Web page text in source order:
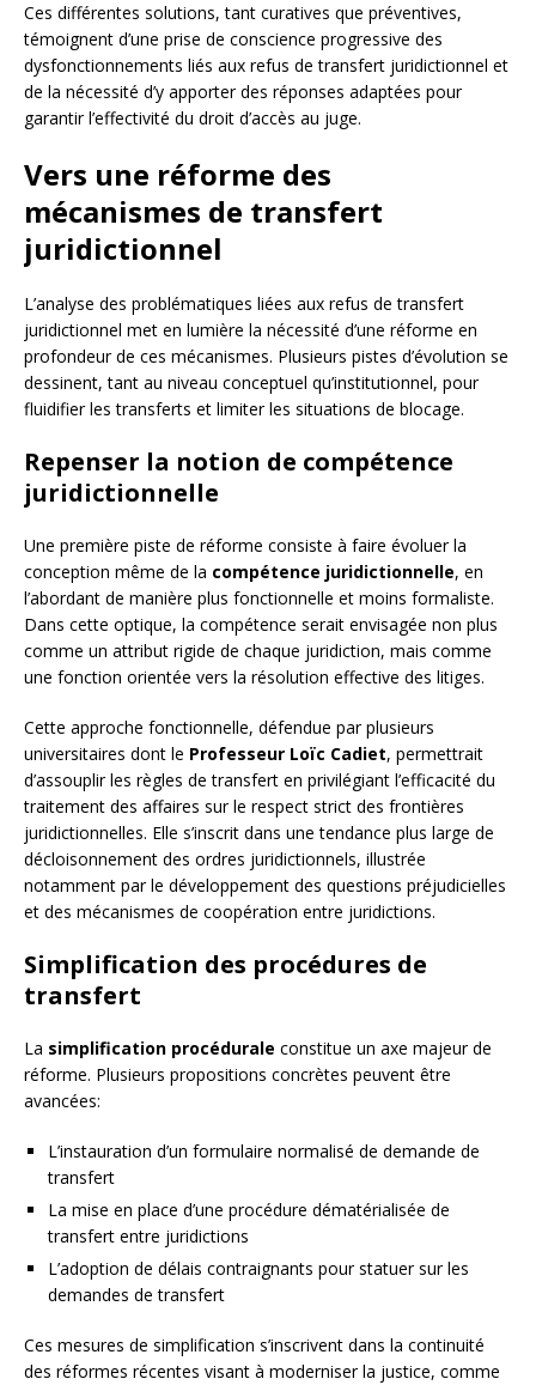
Ces différentes solutions, tant curatives que préventives,
témoignent d’une prise de conscience progressive des
dysfonctionnements liés aux refus de transfert juridictionnel et
de la nécessité d’y apporter des réponses adaptées pour
garantir l’effectivité du droit d’accès au juge.
Vers une réforme des
mécanismes de transfert
juridictionnel
L’analyse des problématiques liées aux refus de transfert
juridictionnel met en lumière la nécessité d’une réforme en
profondeur de ces mécanismes. Plusieurs pistes d’évolution se
dessinent, tant au niveau conceptuel qu’institutionnel, pour
fluidifier les transferts et limiter les situations de blocage.
Repenser la notion de compétence
juridictionnelle
Une première piste de réforme consiste à faire évoluer la
conception même de la compétence juridictionnelle, en
l’abordant de manière plus fonctionnelle et moins formaliste.
Dans cette optique, la compétence serait envisagée non plus
comme un attribut rigide de chaque juridiction, mais comme
une fonction orientée vers la résolution effective des litiges.
Cette approche fonctionnelle, défendue par plusieurs
universitaires dont le Professeur Loïc Cadiet, permettrait
d’assouplir les règles de transfert en privilégiant l’efficacité du
traitement des affaires sur le respect strict des frontières
juridictionnelles. Elle s’inscrit dans une tendance plus large de
décloisonnement des ordres juridictionnels, illustrée
notamment par le développement des questions préjudicielles
et des mécanismes de coopération entre juridictions.
Simplification des procédures de
transfert
La simplification procédurale constitue un axe majeur de
réforme. Plusieurs propositions concrètes peuvent être
avancées:
L’instauration d’un formulaire normalisé de demande de
transfert
La mise en place d’une procédure dématérialisée de
transfert entre juridictions
L’adoption de délais contraignants pour statuer sur les
demandes de transfert
Ces mesures de simplification s’inscrivent dans la continuité
des réformes récentes visant à moderniser la justice, comme